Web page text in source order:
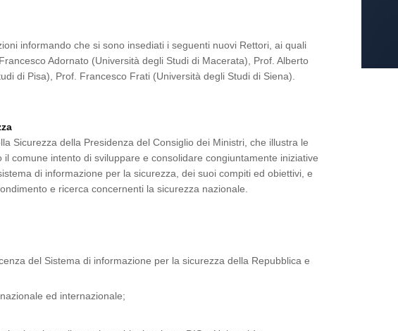
informando che si sono insediati i seguenti nuovi Rettori, ai quali
Adornato (Università degli Studi di Macerata), Prof. Alberto
di Pisa), Prof. Francesco Frati (Università degli Studi di Siena).
Sicurezza della Presidenza del Consiglio dei Ministri, che illustra le
comune intento di sviluppare e consolidare congiuntamente iniziative
di informazione per la sicurezza, dei suoi compiti ed obiettivi, e
e ricerca concernenti la sicurezza nazionale.
del Sistema di informazione per la sicurezza della Repubblica e
ed internazionale;